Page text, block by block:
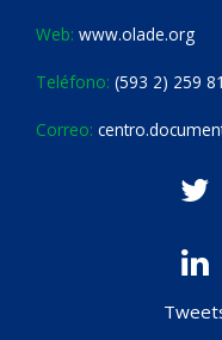
Web: www.olade.org
Teléfono: (593 2) 259
Correo: